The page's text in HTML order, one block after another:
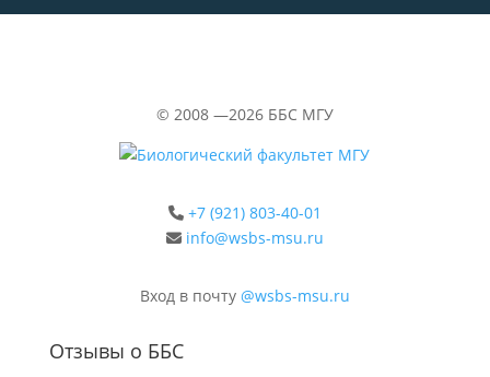
© 2008 —2026 ББС МГУ
+7 (921) 803-40-01
info@wsbs-msu.ru
Вход в почту @wsbs-msu.ru
Отзывы о ББС